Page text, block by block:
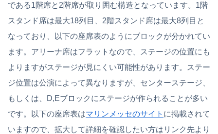
である1階席と2階席が取り囲む構造となっています。1階
スタンド席は最大18列目、2階スタンド席は最大8列目と
なっており、以下の座席表のようにブロックが分かれてい
ます。アリーナ席はフラットなので、ステージの位置にも
よりますがステージが見にくい可能性があります。ステー
ジ位置は公演によって異なりますが、センターステージ、
もしくは、D,Eブロックにステージが作られることが多い
です。以下の座席表はマリンメッセのサイト に掲載されて
いますので、拡大して詳細を確認したい方はリンク先より